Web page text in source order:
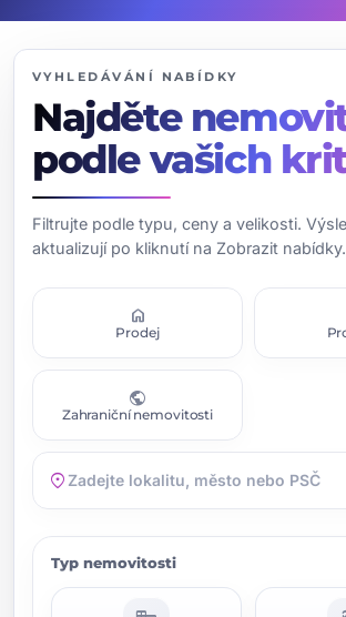
VYHLEDÁVÁNÍ NABÍDKY
Najděte
podle vašich
Filtrujte podle typu, ceny a velikosti.
aktualizují po kliknutí na Zobrazit nabídky.
home
Prodej
public
Zahraniční nemovitosti
location_on
Typ nemovitosti